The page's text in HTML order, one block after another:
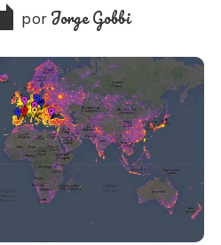
por Jorge Gobbi